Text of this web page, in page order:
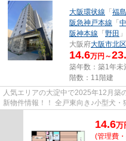
大阪環状線 「 福島
阪急神戸本線 「
阪神本線 「 野田
大阪府大阪市北区
14.6万円～
築年数：築1年未
階数：11階建
人気エリアの大淀中で2025年12月築
新物件情報！！ 全戸東向き♪小型犬
14.6万
(管理費